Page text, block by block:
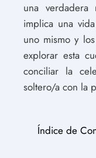
una verdadera
implica una
uno mismo y
explorar esta
conciliar la
soltero/a con la
Índice de